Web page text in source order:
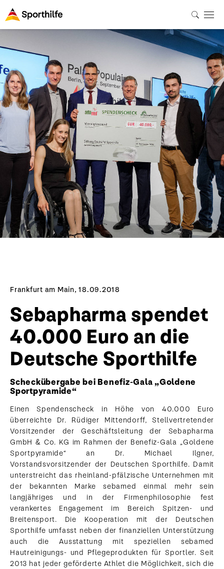
Frankfurt am Main, 18.09.2018
Sebapharma spendet
40.000 Euro an die
Deutsche Sporthilfe
Scheckübergabe bei Benefiz-Gala „Goldene
Sportpyramide“
Einen Spendenscheck in Höhe von 40.000 Euro
überreichte Dr. Rüdiger Mittendorff, Stellvertretender
Vorsitzender der Geschäftsleitung der Sebapharma
GmbH & Co. KG im Rahmen der Benefiz-Gala „Goldene
Sportpyramide“ an Dr. Michael Ilgner,
Vorstandsvorsitzender der Deutschen Sporthilfe. Damit
unterstreicht das rheinland-pfälzische Unternehmen mit
der bekannten Marke sebamed einmal mehr sein
langjähriges und in der Firmenphilosophie fest
verankertes Engagement im Bereich Spitzen- und
Breitensport. Die Kooperation mit der Deutschen
Sporthilfe umfasst neben der finanziellen Unterstützung
auch die Ausstattung mit speziellen sebamed
Hautreinigungs- und Pflegeprodukten für Sportler. Seit
2013 hat jeder geförderte Athlet die Möglichkeit, sich die